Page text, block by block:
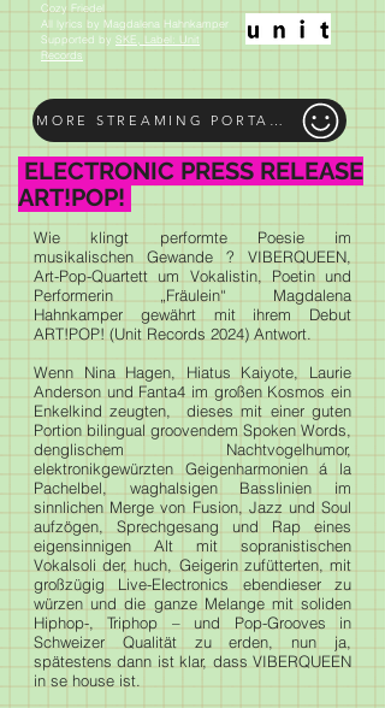
Cozy Friedel
All lyrics by Magdalena Hahnkamper
Supported by SKE, Label: Unit
Records
MORE STREAMING PORTALS
ELECTRONIC PRESS RELEASE
ART!POP!
Wie klingt performte Poesie im
musikalischen Gewande ? VIBERQUEEN,
Art-Pop-Quartett um Vokalistin, Poetin und
Performerin „Fräulein“ Magdalena
Hahnkamper gewährt mit ihrem Debut
ART!POP! (Unit Records 2024) Antwort.
Wenn Nina Hagen, Hiatus Kaiyote, Laurie
Anderson und Fanta4 im großen Kosmos ein
Enkelkind zeugten, dieses mit einer guten
Portion bilingual groovendem Spoken Words,
denglischem Nachtvogelhumor,
elektronikgewürzten Geigenharmonien á la
Pachelbel, waghalsigen Basslinien im
sinnlichen Merge von Fusion, Jazz und Soul
aufzögen, Sprechgesang und Rap eines
eigensinnigen Alt mit sopranistischen
Vokalsoli der, huch, Geigerin zufütterten, mit
großzügig Live-Electronics ebendieser zu
würzen und die ganze Melange mit soliden
Hiphop-, Triphop – und Pop-Grooves in
Schweizer Qualität zu erden, nun ja,
spätestens dann ist klar, dass VIBERQUEEN
in se house ist.